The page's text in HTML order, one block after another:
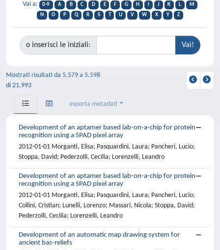
Vai a: 0-9 A B C D E F G H J K L
M
N
O P Q R S T U V W X Y Z
o inserisci le iniziali:
Mostrati risultati da 5.579 a 5.598
di 21.993
esporta metadati
Development of an aptamer based lab-on-a-chip for protein
recognition using a SPAD pixel array
2012-01-01 Morganti, Elisa; Pasquardini, Laura; Pancheri, Lucio;
Stoppa, David; Pederzolli, Cecilia; Lorenzelli, Leandro
Development of an aptamer based lab-on-a-chip for protein
recognition using a SPAD pixel array
2012-01-01 Morganti, Elisa; Pasquardini, Laura; Pancheri, Lucio;
Collini, Cristian; Lunelli, Lorenzo; Massari, Nicola; Stoppa, David;
Pederzolli, Cecilia; Lorenzelli, Leandro
Development of an automatic map drawing system for
ancient bas-reliefs